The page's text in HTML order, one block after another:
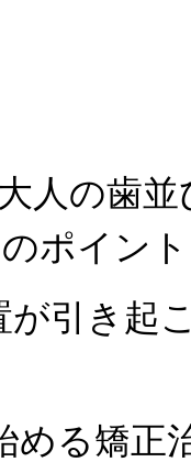
人の歯
ポイント
が引き起
める矯正